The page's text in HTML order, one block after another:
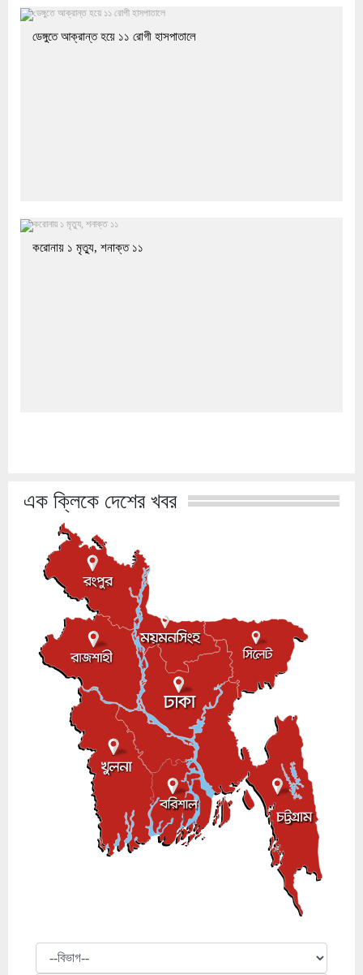
ডেঙ্গুতে আক্রান্ত হয়ে ১১ রোগী হাসপাতালে
করোনায় ১ মৃত্যু, শনাক্ত ১১
এক ক্লিকে দেশের খবর
বিভাগ